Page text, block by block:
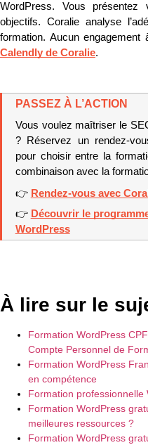
WordPress. Vous
objectifs. Coralie analyse
formation. Aucun engagement
Calendly de Coralie.
PASSEZ À L’ACTION
Vous voulez maîtriser le
? Réservez un rendez-
pour choisir entre la
combinaison avec la
👉 Rendez-vous avec
👉 Découvrir le
WordPress
À lire sur le
Formation WordPress
Compte Personnel de
Formation WordPress
en compétence
Formation
Formation WordPress
meilleures ressources ?
Formation WordPress